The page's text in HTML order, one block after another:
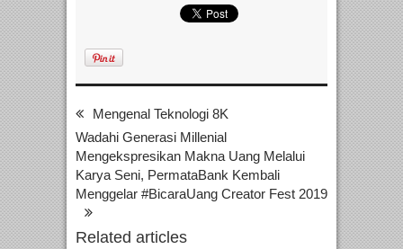
Mengenal Teknologi 8K
Wadahi Generasi Millenial
Mengekspresikan Makna Uang Melalui
Karya Seni, PermataBank Kembali
Menggelar #BicaraUang Creator Fest 2019
Related articles